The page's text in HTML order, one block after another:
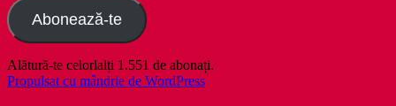
Abonează-te
Alătură-te celorlalți 1.551 de abonați.
Propulsat cu mândrie de WordPress